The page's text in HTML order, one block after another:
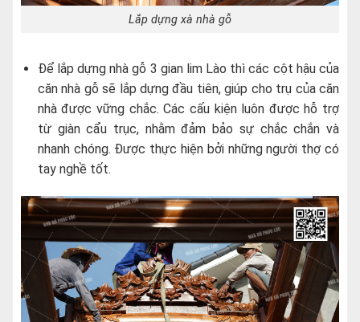
Lắp dựng xà nhà gỗ
Để lắp dựng nhà gỗ 3 gian lim Lào thì các cột hậu của
căn nhà gỗ sẽ lắp dựng đầu tiên, giúp cho trụ của căn
nhà được vững chắc. Các cấu kiện luôn được hỗ trợ
từ giàn cẩu trục, nhằm đảm bảo sự chắc chắn và
nhanh chóng. Được thực hiện bởi những người thợ có
tay nghề tốt.